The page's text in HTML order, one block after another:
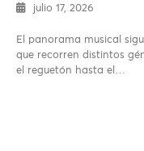
julio 17, 2026
El panorama musical
que recorren distintos
el reguetón hasta el…